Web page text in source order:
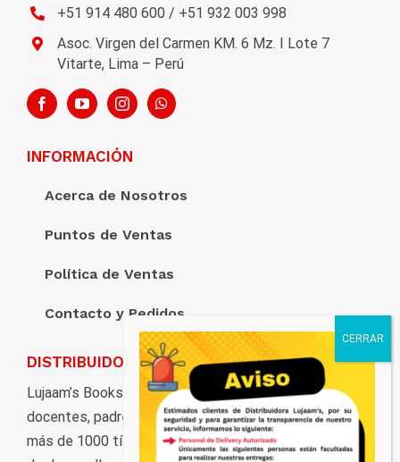
+51 914 480 600 / +51 932 003 998
Asoc. Virgen del Carmen KM. 6 Mz. I Lote 7
Vitarte, Lima – Perú
INFORMACIÓN
Acerca de Nosotros
Puntos de Ventas
Política de Ventas
Contacto y Pedidos
DISTRIBUIDORA LUJAAM’S
Lujaam’s Books pone al servicio de estudiantes,
docentes, padres de familia, y al público en general,
más de 1000 títulos distribuidos en marcas y ciclos